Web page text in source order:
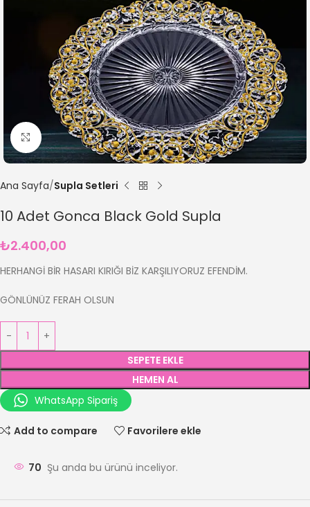
Büyütmek için tıklayın
Ana Sayfa Supla Setleri
10 Adet Gonca Black Gold Supla
₺2.400,00
HERHANGİ BİR HASARI KIRIĞI BİZ KARŞILIYORUZ EFENDİM.
GÖNLÜNÜZ FERAH OLSUN
SEPETE EKLE
HEMEN AL
WhatsApp Sipariş
Add to compare Favorilere ekle
70 Şu anda bu ürünü inceliyor.